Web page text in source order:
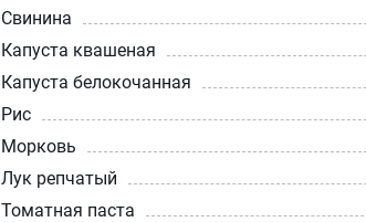
Свинина
Капуста квашеная
Капуста белокочанная
Рис
Морковь
Лук репчатый
Томатная паста